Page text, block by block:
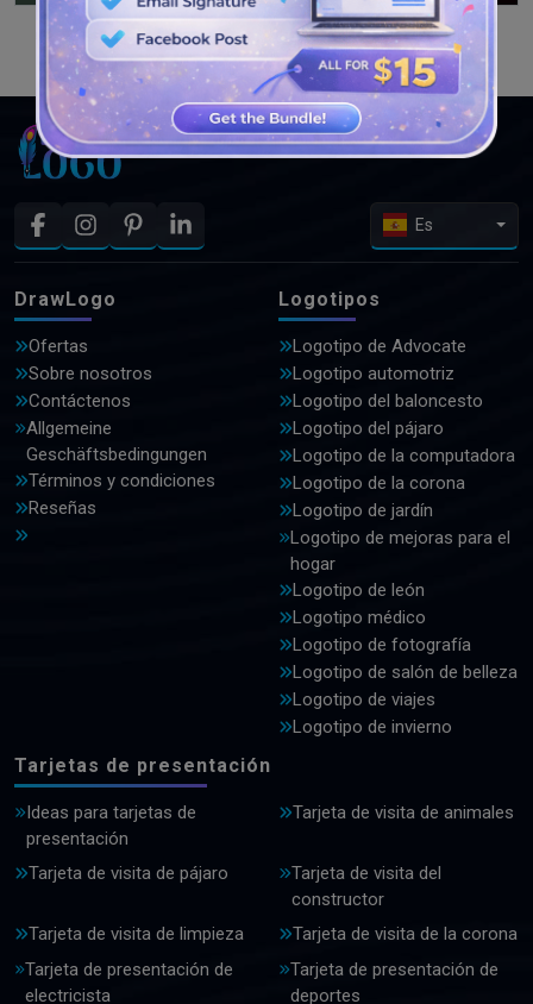
VER MÁS DISEÑOS
Es
DrawLogo
Ofertas
Sobre nosotros
Contáctenos
Allgemeine
Geschäftsbedingungen
Términos y condiciones
Reseñas
Logotipos
Logotipo de Advocate
Logotipo automotriz
Logotipo del baloncesto
Logotipo del pájaro
Logotipo de la computadora
Logotipo de la corona
Logotipo de jardín
Logotipo de mejoras para el
hogar
Logotipo de león
Logotipo médico
Logotipo de fotografía
Logotipo de salón de belleza
Logotipo de viajes
Logotipo de invierno
Tarjetas de presentación
Ideas para tarjetas de
presentación
Tarjeta de visita de animales
Tarjeta de visita de pájaro
Tarjeta de visita del
constructor
Tarjeta de visita de limpieza
Tarjeta de visita de la corona
Tarjeta de presentación de
electricista
Tarjeta de presentación de
deportes